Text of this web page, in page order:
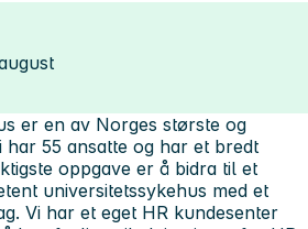
er en av Norges største og
har 55 ansatte og har et bredt
oppgave er å bidra til et
universitetssykehus med et
Vi har et eget HR kundesenter